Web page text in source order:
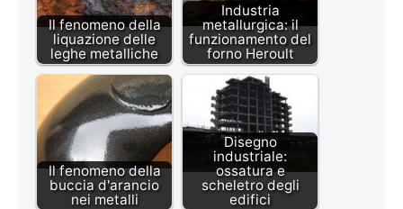
Il fenomeno della
liquazione delle
leghe metalliche
Industria
metallurgica: il
funzionamento del
forno Heroult
Il fenomeno della
buccia d'arancio
nei metalli
Disegno
industriale:
ossatura e
scheletro degli
edifici